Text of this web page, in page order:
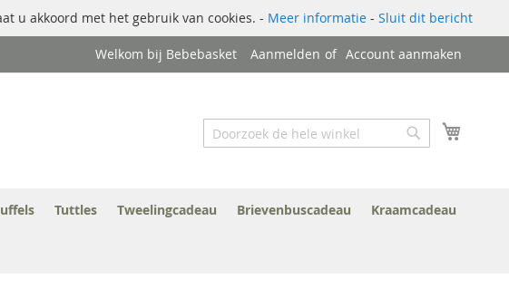
u akkoord met het gebruik van cookies. - Meer informatie- Sluit dit bericht
Welkom bij Bebebasket Aanmelden Account aanmaken
Zoek
Zoek
Tuttles Tweelingcadeau Brievenbuscadeau Kraamcadeau